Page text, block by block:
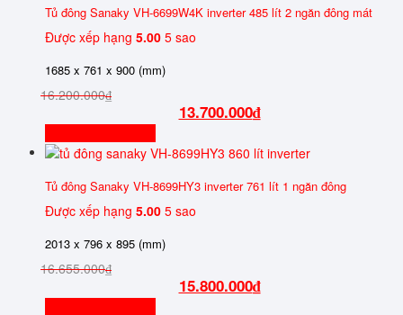
Tủ đông Sanaky VH-6699W4K inverter 485 lít 2 ngăn đông mát
Được xếp hạng 5.00 5 sao
1685 x 761 x 900 (mm)
16.200.000₫
13.700.000₫
Tủ đông Sanaky VH-8699HY3 inverter 761 lít 1 ngăn đông
Được xếp hạng 5.00 5 sao
2013 x 796 x 895 (mm)
16.655.000₫
15.800.000₫